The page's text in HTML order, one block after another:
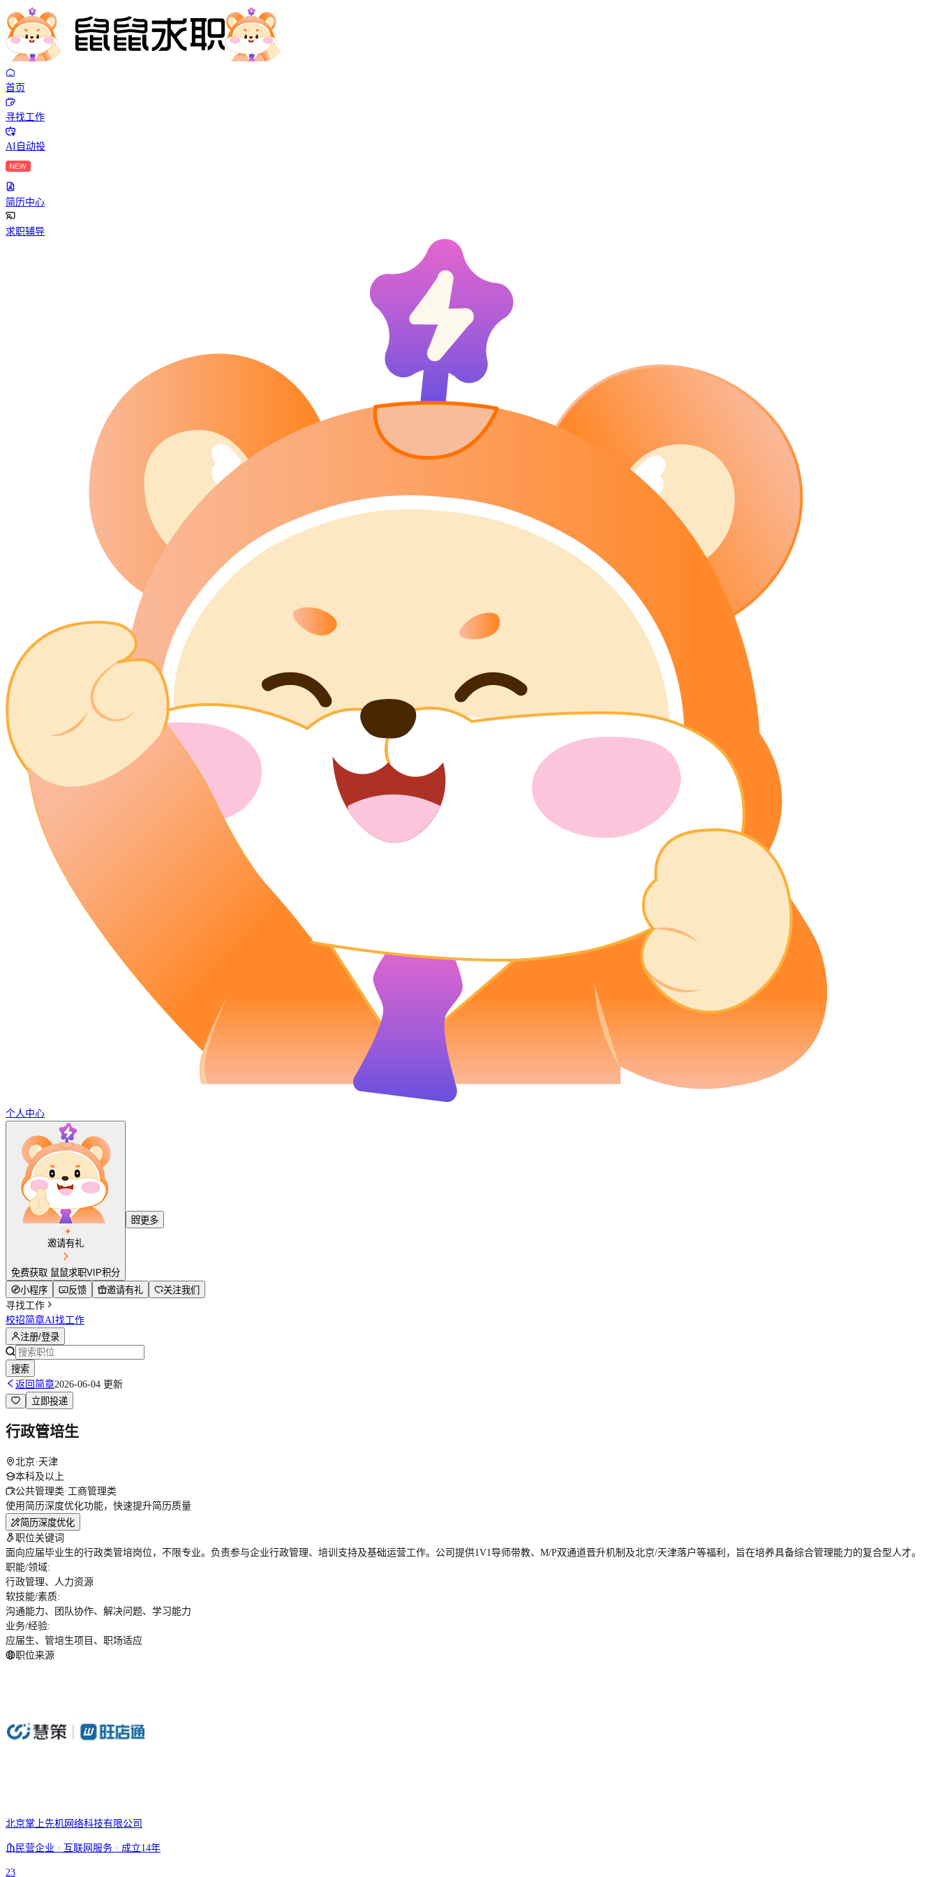
首页
寻找工作
AI自动投
简历中心
求职辅导
个人中心
邀请有礼
免费获取 鼠鼠求职VIP积分
更多
小程序 反馈 邀请有礼
关注我们
寻找工作
校招简章AI找工作
注册/登录
搜索
返回简章2026-06-04 更新
立即投递
行政管培生
北京·天津
本科及以上
公共管理类·工商管理类
使用简历深度优化功能，快速提升简历质量
简历深度优化
职位关键词
面向应届毕业生的行政类管培岗位，不限专业。负责参与企业行政管理、培训支持及基础运营工作。公司提供1V1导师带教、M/P双通道晋升机制及北京/天津落户等福利，旨在培养具备综合管理能力的复合型人才。
职能/领域:
行政管理、人力资源
软技能/素质:
沟通能力、团队协作、解决问题、学习能力
业务/经验:
应届生、管培生项目、职场适应
职位来源
北京掌上先机网络科技有限公司
民营企业 · 互联网服务 · 成立14年
23